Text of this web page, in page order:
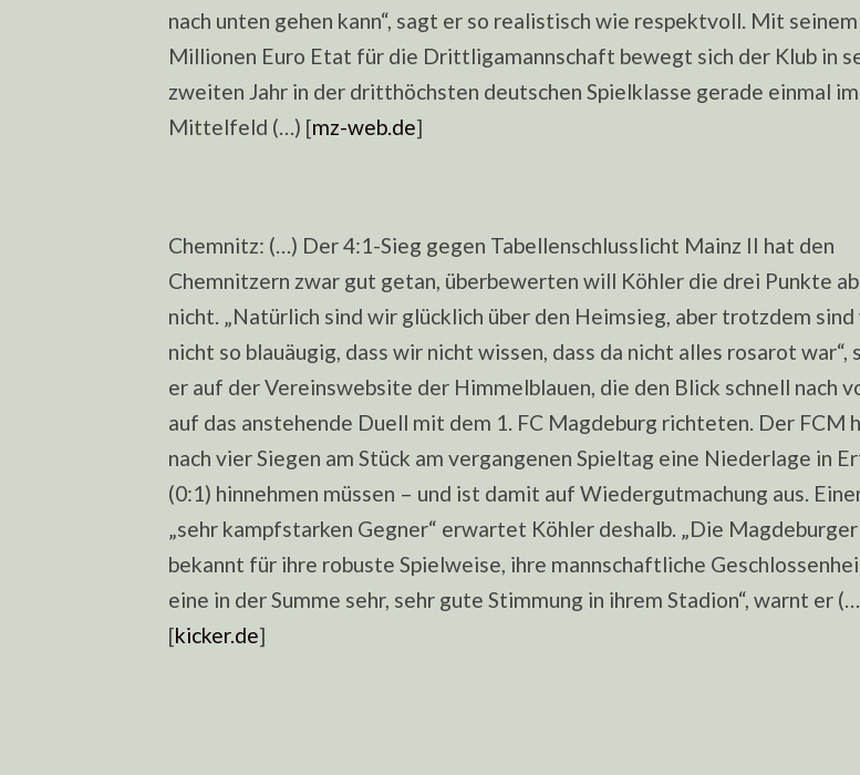
nach unten gehen kann“, sagt er so realistisch wie respektvoll. Mit
Millionen Euro Etat für die Drittligamannschaft bewegt sich der Klub in
zweiten Jahr in der dritthöchsten deutschen Spielklasse gerade einmal im
Mittelfeld (…) [mz-web.de]
Chemnitz: (…) Der 4:1-Sieg gegen Tabellenschlusslicht Mainz II hat den
Chemnitzern zwar gut getan, überbewerten will Köhler die drei Punkte
nicht. „Natürlich sind wir glücklich über den Heimsieg, aber trotzdem
nicht so blauäugig, dass wir nicht wissen, dass da nicht alles rosarot war“,
er auf der Vereinswebsite der Himmelblauen, die den Blick schnell nach
auf das anstehende Duell mit dem 1. FC Magdeburg richteten. Der FCM
nach vier Siegen am Stück am vergangenen Spieltag eine Niederlage in
(0:1) hinnehmen müssen – und ist damit auf Wiedergutmachung aus.
„sehr kampfstarken Gegner“ erwartet Köhler deshalb. „Die
bekannt für ihre robuste Spielweise, ihre mannschaftliche
eine in der Summe sehr, sehr gute Stimmung in ihrem Stadion“, warnt er
[kicker.de]